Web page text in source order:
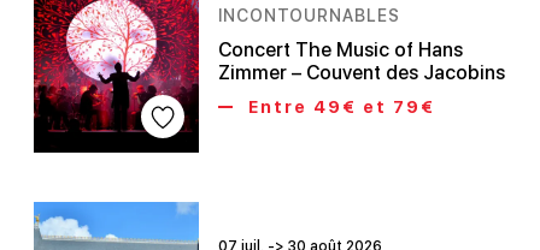
INCONTOURNABLES
Concert The Music of Hans
Zimmer – Couvent des Jacobins
Entre 49€ et 79€
07 juil. -> 30 août 2026